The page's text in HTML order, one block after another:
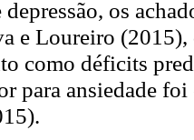
os
e Loureiro (2015),
como déficits
para ansiedade